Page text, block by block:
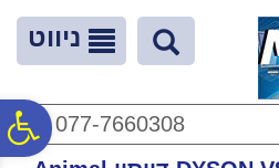
נגישות
המרכזי
ניווט
077-7660308